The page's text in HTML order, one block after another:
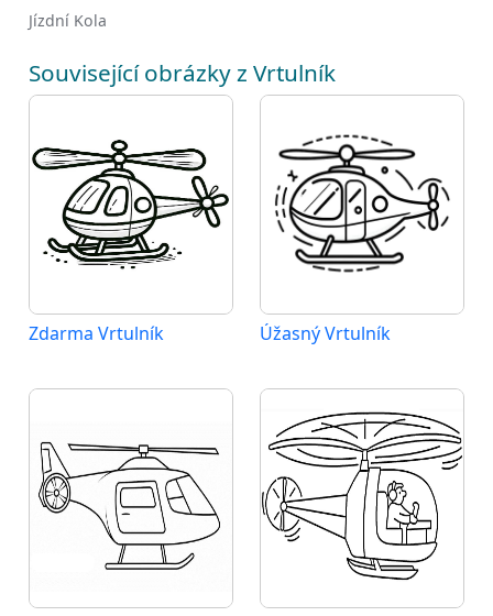
Jízdní Kola
Související obrázky z Vrtulník
Zdarma Vrtulník Úžasný Vrtulník